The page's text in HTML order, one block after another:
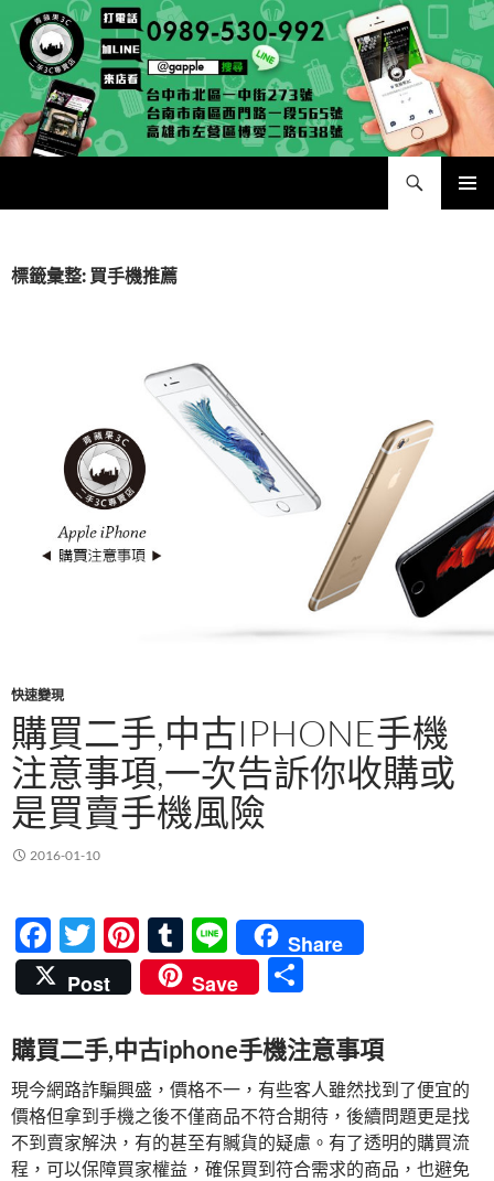
至
內
容
標籤彙整: 買手機推薦
快速變現
購買二手,中古IPHONE手機
注意事項,一次告訴你收購或
是買賣手機風險
2016-01-10
F
ac
e
b
o
o
k
T
w
itt
er
Pi
nt
er
es
t
T
u
m
bl
r
Li
n
e
Share
Post
Save
購買二手,中古iphone手機注意事項
現今網路詐騙興盛，價格不一，有些客人雖然找到了便宜的
價格但拿到手機之後不僅商品不符合期待，後續問題更是找
不到賣家解決，有的甚至有贓貨的疑慮。有了透明的購買流
程，可以保障買家權益，確保買到符合需求的商品，也避免